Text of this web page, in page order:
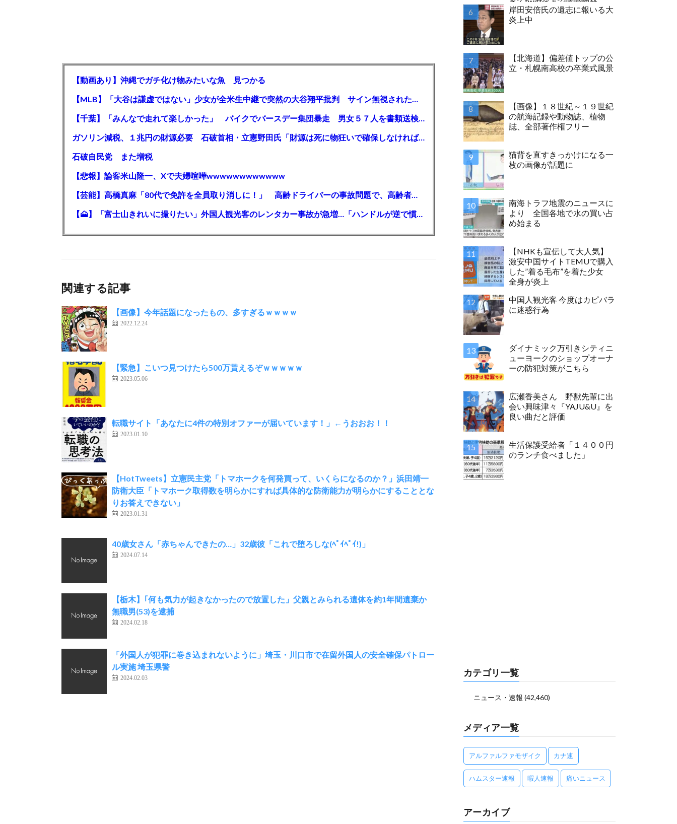
【動画あり】沖縄でガチ化け物みたいな魚 見つかる
【MLB】「大谷は謙虚ではない」少女が全米生中継で突然の大谷翔平批判 サイン無視された過去明かす
【千葉】「みんなで走れて楽しかった」 バイクでバースデー集団暴走 男女５７人を書類送検 SNSで参加者募る
ガソリン減税、１兆円の財源必要 石破首相・立憲野田氏「財源は死に物狂いで確保しなければならない」「本当に死に物狂いで」
石破自民党 また増税
【悲報】論客米山隆一、Xで夫婦喧嘩wwwwwwwwwwww
【芸能】高橋真麻「80代で免許を全員取り消しに！」 高齢ドライバーの事故問題で、高齢者の運転免許取り消し法を提案
【🗻】「富士山きれいに撮りたい」外国人観光客のレンタカー事故が急増…「ハンドルが逆で慣れず」、道の狭さも
関連する記事
【画像】今年話題になったもの、多すぎるｗｗｗｗ
2022.12.24
【緊急】こいつ見つけたら500万貰えるぞｗｗｗｗｗ
2023.05.06
転職サイト「あなたに4件の特別オファーが届いています！」←うおおお！！
2023.01.10
【HotTweets】立憲民主党「トマホークを何発買って、いくらになるのか？」浜田靖一
防衛大臣「トマホーク取得数を明らかにすれば具体的な防衛能力が明らかにすることとな
りお答えできない」
2023.01.31
40歳女さん「赤ちゃんできたの…」32歳彼「これで堕ろしな(ﾍﾟｲﾍﾟｲ!)」
2024.07.14
【栃木】｢何も気力が起きなかったので放置した」父親とみられる遺体を約1年間遺棄か
無職男(53)を逮捕
2024.02.18
「外国人が犯罪に巻き込まれないように」埼玉・川口市で在留外国人の安全確保パトロー
ル実施 埼玉県警
2024.02.03
岸田安倍氏の遺志に報いる大
炎上中
【北海道】偏差値トップの公
立・札幌南高校の卒業式風景
【画像】１８世紀～１９世紀
の航海記録や動物誌、植物
誌、全部著作権フリー
猫背を直すきっかけになる一
枚の画像が話題に
南海トラフ地震のニュースに
より 全国各地で水の買い占
め始まる
【NHKも宣伝して大人気】
激安中国サイトTEMUで購入
した”着る毛布”を着た少女
全身が炎上
中国人観光客 今度はカピバラ
に迷惑行為
ダイナミック万引きシティニ
ューヨークのショップオーナ
ーの防犯対策がこちら
広瀬香美さん 野獣先輩に出
会い興味津々『YAJU&U』を
良い曲だと評価
生活保護受給者「１４００円
のランチ食べました」
カテゴリ一覧
ニュース・速報 (42,460)
メディア一覧
アルファルファモザイク カナ速
ハムスター速報 暇人速報 痛いニュース
アーカイブ